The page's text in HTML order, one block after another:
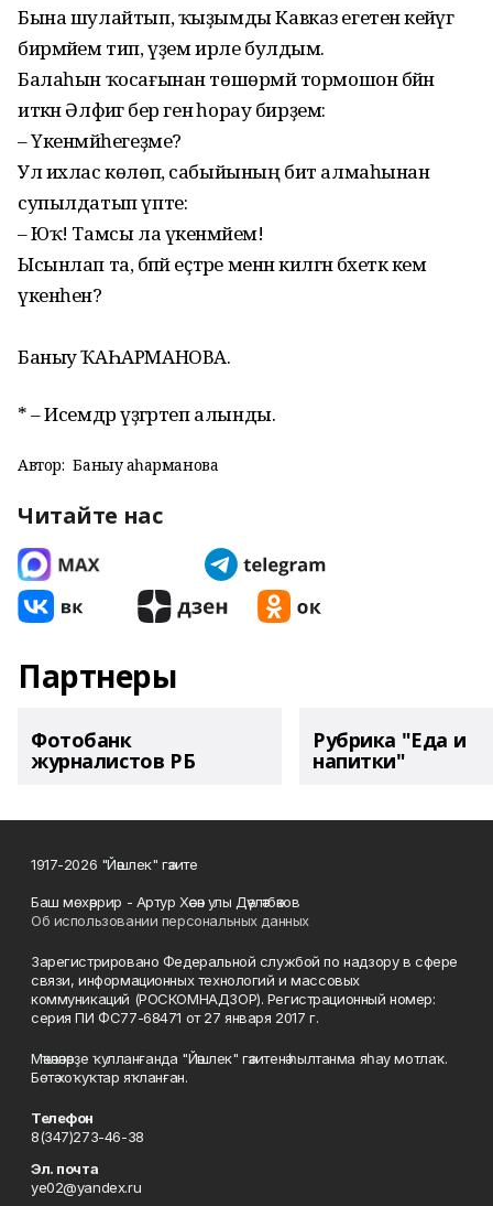
Бына шулайтып, ҡыҙымды Кавказ егетенә кейәүгә
бирмәйем тип, үҙем ирле булдым.
Балаһын ҡосағынан төшөрмәй тормошон бәйән
иткән Әлфиәгә бер генә һорау бирҙем:
– Үкенмәйһегеҙме?
Ул ихлас көлөп, сабыйының бит алмаһынан
супылдатып үпте:
– Юҡ! Тамсы ла үкенмәйем!
Ысынлап та, бәпәй еҫтәре менән килгән бәхеткә кем
үкенһен?
Баныу ҠАҺАРМАНОВА.
* – Исемдәр үҙгәртеп алынды.
Автор: Баныу Ҡаһарманова
Читайте нас
Партнеры
Фотобанк
журналистов РБ
Рубрика "Еда и
напитки"
1917-2026 "Йәшлек" гәзите
Баш мөхәррир - Артур Хәсән улы Дәүләтбәков
Об использовании персональных данных
Зарегистрировано Федеральной службой по надзору в сфере
связи, информационных технологий и массовых
коммуникаций (РОСКОМНАДЗОР). Регистрационный номер:
серия ПИ ФС77-68471 от 27 января 2017 г.
Мәҡәләләрҙе ҡулланғанда "Йәшлек" гәзитенә һылтанма яһау мотлаҡ.
Бөтә хоҡуҡтар яҡланған.
Телефон
8(347)273-46-38
Эл. почта
ye02@yandex.ru